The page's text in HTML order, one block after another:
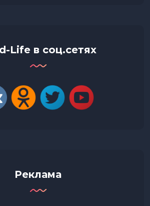
Life в соц.сетях
Реклама